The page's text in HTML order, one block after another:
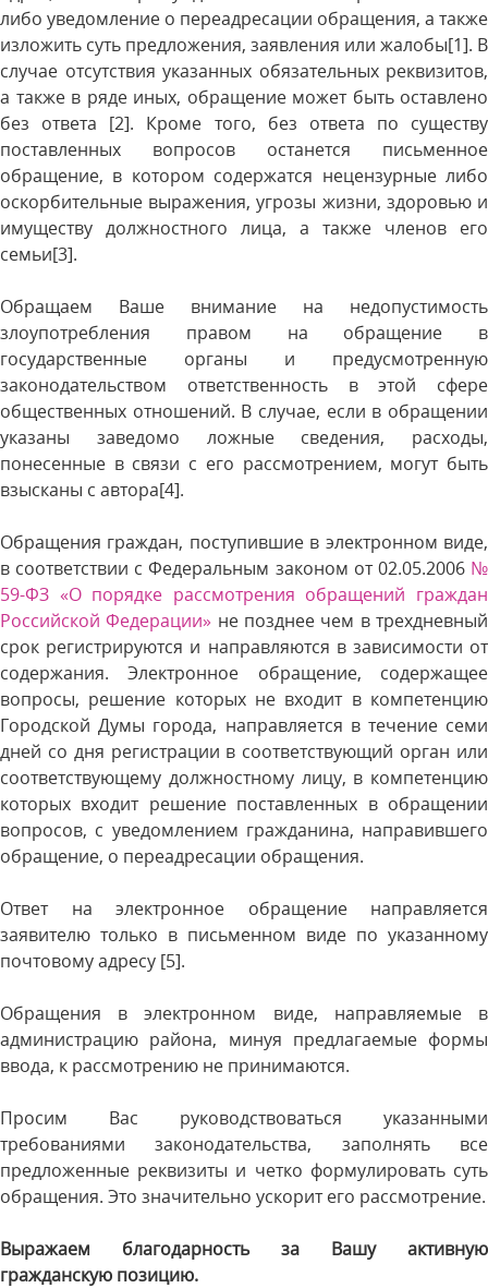
либо уведомление о переадресации обращения, а также
изложить суть предложения, заявления или жалобы[1]. В
случае отсутствия указанных обязательных реквизитов,
а также в ряде иных, обращение может быть оставлено
без ответа [2]. Кроме того, без ответа по существу
поставленных вопросов останется письменное
обращение, в котором содержатся нецензурные либо
оскорбительные выражения, угрозы жизни, здоровью и
имуществу должностного лица, а также членов его
семьи[3].
Обращаем Ваше внимание на недопустимость
злоупотребления правом на обращение в
государственные органы и предусмотренную
законодательством ответственность в этой сфере
общественных отношений. В случае, если в обращении
указаны заведомо ложные сведения, расходы,
понесенные в связи с его рассмотрением, могут быть
взысканы с автора[4].
Обращения граждан, поступившие в электронном виде,
в соответствии с Федеральным законом от 02.05.2006№
59-ФЗ «О порядке рассмотрения обращений граждан
Российской Федерации» не позднее чем в трехдневный
срок регистрируются и направляются в зависимости от
содержания. Электронное обращение, содержащее
вопросы, решение которых не входит в компетенцию
Городской Думы города, направляется в течение семи
дней со дня регистрации в соответствующий орган или
соответствующему должностному лицу, в компетенцию
которых входит решение поставленных в обращении
вопросов, с уведомлением гражданина, направившего
обращение, о переадресации обращения.
Ответ на электронное обращение направляется
заявителю только в письменном виде по указанному
почтовому адресу [5].
Обращения в электронном виде, направляемые в
администрацию района, минуя предлагаемые формы
ввода, к рассмотрению не принимаются.
Просим Вас руководствоваться указанными
требованиями законодательства, заполнять все
предложенные реквизиты и четко формулировать суть
обращения. Это значительно ускорит его рассмотрение.
Выражаем благодарность за Вашу активную
гражданскую позицию.